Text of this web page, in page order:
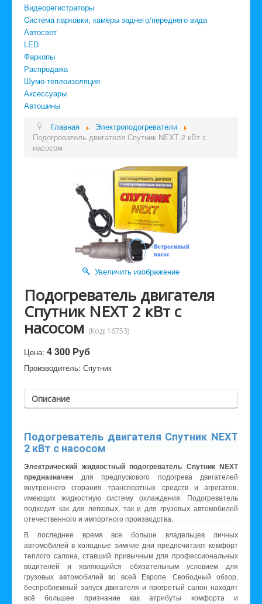
Видеорегистраторы
Cистема парковки, камеры заднего/переднего вида
Автосвет
LED
Фаркопы
Распродажа
Шумо-теплоизоляция
Аксессуары
Автошины
Главная
Электроподогреватели
Подогреватель двигателя Спутник NEXT 2 кВт с
насосом
Увеличить изображение
Подогреватель двигателя
Спутник NEXT 2 кВт с
насосом (Код: 16753)
Цена: 4 300 Руб
Производитель: Спутник
Описание
Подогреватель двигателя Спутник NEXT
2 кВт с насосом
Электрический жидкостный подогреватель Спутник NEXT
предназначен для предпускового подогрева двигателей
внутреннего сгорания транспортных средств и агрегатов,
имеющих жидкостную систему охлаждения. Подогреватель
подходит как для легковых, так и для грузовых автомобилей
отечественного и импортного производства.
В последнее время все больше владельцев личных
автомобилей в холодные зимние дни предпочитают комфорт
теплого салона, ставший привычным для профессиональных
водителей и являющийся обязательным условием для
грузовых автомобилей во всей Европе. Свободный обзор,
беспроблемный запуск двигателя и прогретый салон находят
всё большее признание как атрибуты комфорта и